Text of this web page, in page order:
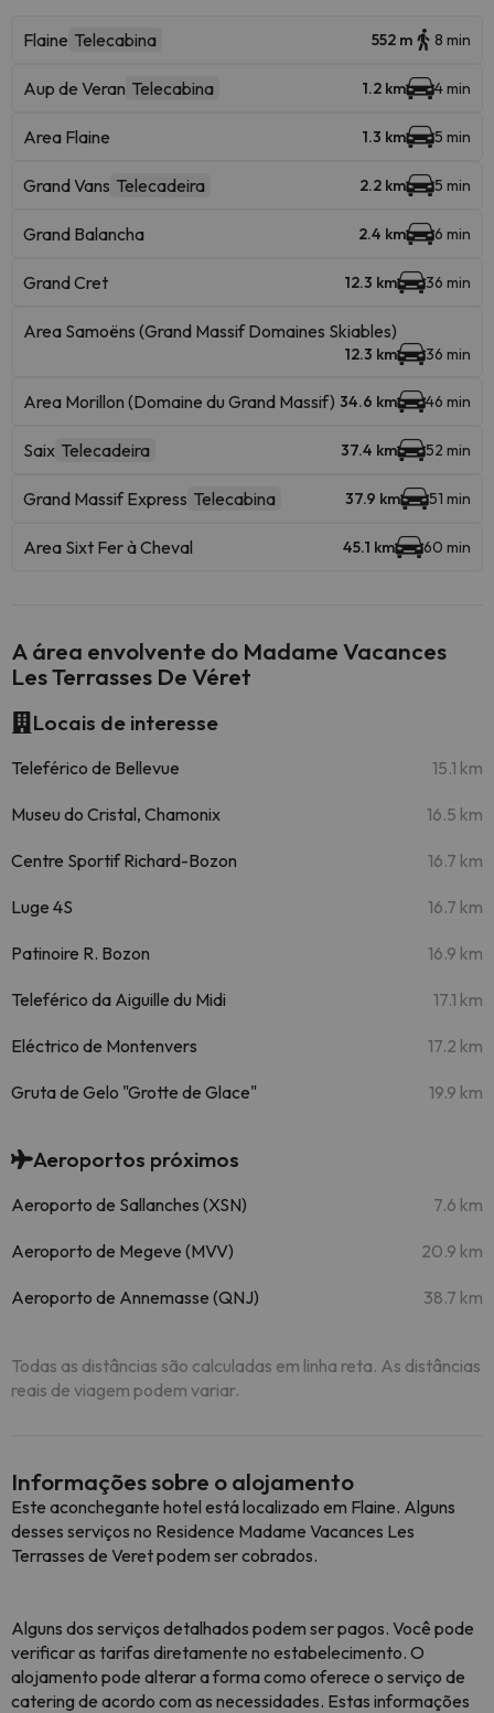
Flaine Telecabina 552 m 8 min
Aup de Veran Telecabina 1.2 km 4 min
Area Flaine 1.3 km 5 min
Grand Vans Telecadeira 2.2 km 5 min
Grand Balancha 2.4 km 6 min
Grand Cret 12.3 km 36 min
Area Samoëns (Grand Massif Domaines Skiables)
12.3 km 36 min
Area Morillon (Domaine du Grand Massif) 34.6 km 46 min
Saix Telecadeira 37.4 km 52 min
Grand Massif Express Telecabina 37.9 km 51 min
Area Sixt Fer à Cheval 45.1 km 60 min
A área envolvente do Madame Vacances
Les Terrasses De Véret
Locais de interesse
Teleférico de Bellevue 15.1 km
Museu do Cristal, Chamonix 16.5 km
Centre Sportif Richard-Bozon 16.7 km
Luge 4S 16.7 km
Patinoire R. Bozon 16.9 km
Teleférico da Aiguille du Midi 17.1 km
Eléctrico de Montenvers 17.2 km
Gruta de Gelo "Grotte de Glace" 19.9 km
Aeroportos próximos
Aeroporto de Sallanches (XSN) 7.6 km
Aeroporto de Megeve (MVV) 20.9 km
Aeroporto de Annemasse (QNJ) 38.7 km
Todas as distâncias são calculadas em linha reta. As distâncias
reais de viagem podem variar.
Informações sobre o alojamento
Este aconchegante hotel está localizado em Flaine. Alguns
desses serviços no Residence Madame Vacances Les
Terrasses de Veret podem ser cobrados.
Alguns dos serviços detalhados podem ser pagos. Você pode
verificar as tarifas diretamente no estabelecimento. O
alojamento pode alterar a forma como oferece o serviço de
catering de acordo com as necessidades. Estas informações